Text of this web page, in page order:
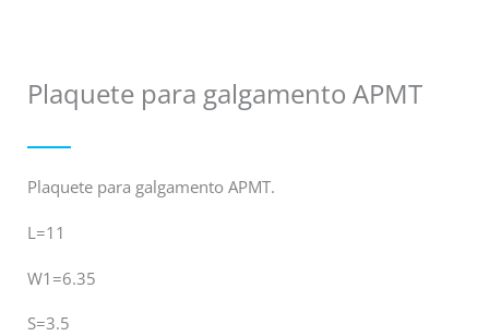
Plaquete para galgamento APMT
Plaquete para galgamento APMT.
L=11
W1=6.35
S=3.5